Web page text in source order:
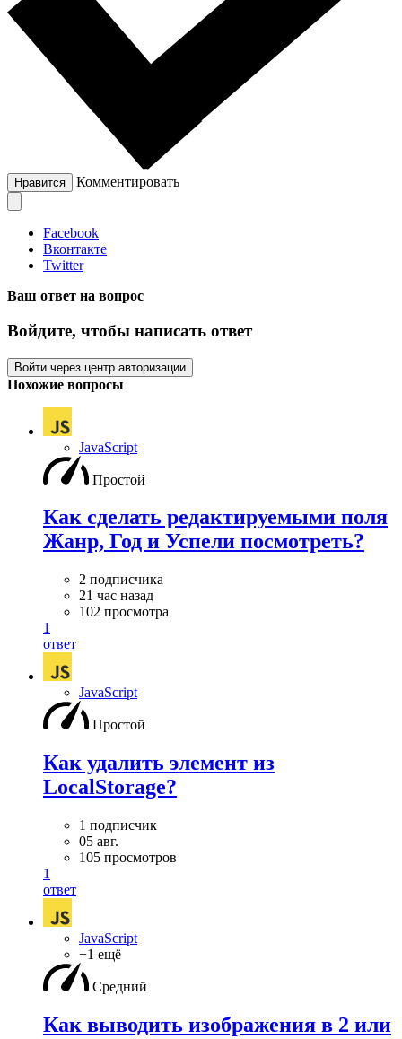
Нравится Комментировать
Facebook
Вконтакте
Twitter
Ваш ответ на вопрос
Войдите, чтобы написать ответ
Войти через центр авторизации
Похожие вопросы
JavaScript
Простой
Как сделать редактируемыми поля
Жанр, Год и Успели посмотреть?
2 подписчика
21 час назад
102 просмотра
1
ответ
JavaScript
Простой
Как удалить элемент из
LocalStorage?
1 подписчик
05 авг.
105 просмотров
1
ответ
JavaScript
+1 ещё
Средний
Как выводить изображения в 2 или